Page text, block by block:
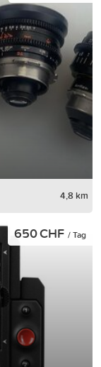
4,8 km
650 CHF / Tag